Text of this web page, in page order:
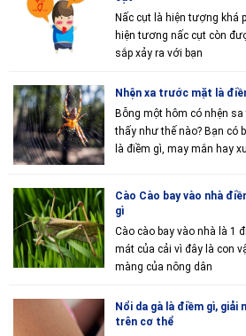
Nấc cụt là hiện tượng khá
hiện tương nấc cụt còn
sắp xảy ra với bạn
Nhện xa trước mặt là
Bỗng một hôm có nhện
thấy như thế nào? Bạn có
là điềm gì, may mắn hay
Cào Cào bay vào nhà
gì
Cào cào bay vào nhà là 1
mát của cải vì đây là con
màng của nông dân
Nổi da gà là điềm gì, giải
trên cơ thể